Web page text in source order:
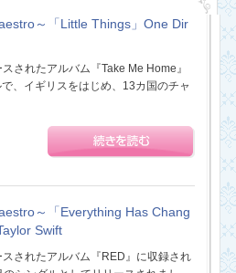
～「Little Things」One Dir
されたアルバム『Take Me Home』
、イギリスをはじめ、13カ国のチャ
～「Everything Has Chang
Swift
されたアルバム『RED』に収録され